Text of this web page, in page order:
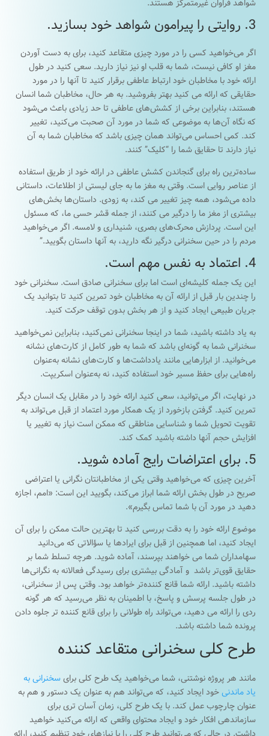
شواهد فراوان غیرمتمرکز هستند.
3. روایتی را پیرامون شواهد خود بسازید.
اگر می‌خواهید کسی را در مورد چیزی متقاعد کنید، برای به دست آوردن
مغز او کافی نیست، شما به قلب او نیز نیاز دارید. سعی کنید در طول
ارائه خود با مخاطبان خود ارتباط عاطفی برقرار کنید تا آنها را در مورد
حقایقی که ارائه می کنید بهتر بفروشید. به هر حال، مخاطبان شما انسان
هستند، بنابراین برخی از کشش‌های عاطفی تا حد زیادی باعث می‌شود
که نگاه آن‌ها به موضوعی که شما در مورد آن صحبت می‌کنید، تغییر
کند. کمی احساس می‌تواند همان چیزی باشد که مخاطبان شما به آن
نیاز دارند تا حقایق شما را “کلیک” کنند.
ساده‌ترین راه برای گنجاندن کشش عاطفی در ارائه خود از طریق استفاده
از عناصر روایی است. وقتی به مغز ما به جای لیستی از اطلاعات، داستانی
داده می‌شود، همه چیز تغییر می کند، به زودی. داستان‌ها بخش‌های
بیشتری از مغز ما را درگیر می کنند، از جمله قشر حسی ما، که مسئول
این است. پردازش محرک‌های بصری، شنیداری و لامسه. اگر می‌خواهید
مردم را در حین سخنرانی درگیر نگه دارید، به آنها داستان بگویید.”
4. اعتماد به نفس مهم است.
این یک جمله کلیشه‌ای است اما برای سخنرانی صادق است. سخنرانی خود
را چندین بار قبل از ارائه آن به مخاطبان خود تمرین کنید تا بتوانید یک
جریان طبیعی ایجاد کنید و از هر بخش بدون توقف حرکت کنید.
به یاد داشته باشید، شما در اینجا سخنرانی نمی‌کنید، بنابراین نمی‌خواهید
سخنرانی شما به گونه‌ای باشد که شما به طور کامل از کارت‌های نشانه
می‌خوانید. از ابزارهایی مانند یادداشت‌ها و کارت‌های نشانه به‌عنوان
راه‌هایی برای حفظ مسیر خود استفاده کنید، نه به‌عنوان اسکریپت.
در نهایت، اگر می‌توانید، سعی کنید ارائه خود را در مقابل یک انسان دیگر
تمرین کنید. گرفتن بازخورد از یک همکار مورد اعتماد از قبل می‌تواند به
تقویت تحویل شما و شناسایی مناطقی که ممکن است نیاز به تغییر یا
افزایش حجم آنها داشته باشید کمک کند.
5. برای اعتراضات رایج آماده شوید.
آخرین چیزی که می‌خواهید وقتی یکی از مخاطبانتان نگرانی یا اعتراضی
صریح در طول بخش ارائه شما ابراز می‌کند، بگویید این است: «امم، اجازه
دهید در مورد آن با شما تماس بگیرم».
موضوع ارائه خود را به دقت بررسی کنید تا بهترین حالت ممکن را برای آن
ایجاد کنید، اما همچنین از قبل برای ایرادها یا سؤالاتی که می‌دانید
سهامداران شما می خواهند بپرسند، آماده شوید. هرچه تسلط شما بر
حقایق قوی‌تر باشد و آمادگی بیشتری برای رسیدگی فعالانه به نگرانی‌ها
داشته باشید. ارائه شما قانع کننده‌تر خواهد بود. وقتی پس از سخنرانی،
در طول جلسه پرسش و پاسخ، با اطمینان به نظر می‌رسید که هر گونه
ردی را ارائه می دهید، می‌تواند راه طولانی را برای قانع کننده تر جلوه دادن
پرونده شما داشته باشد.
طرح کلی سخنرانی متقاعد کننده
مانند هر پروژه نوشتنی، شما می‌خواهید یک طرح کلی برایسخنرانی به
یاد ماندنیخود ایجاد کنید، که می‌تواند هم به عنوان یک دستور و هم به
عنوان چارچوب عمل کند. با یک طرح کلی، زمان آسان تری برای
سازماندهی افکار خود و ایجاد محتوای واقعی که ارائه می‌کنید خواهید